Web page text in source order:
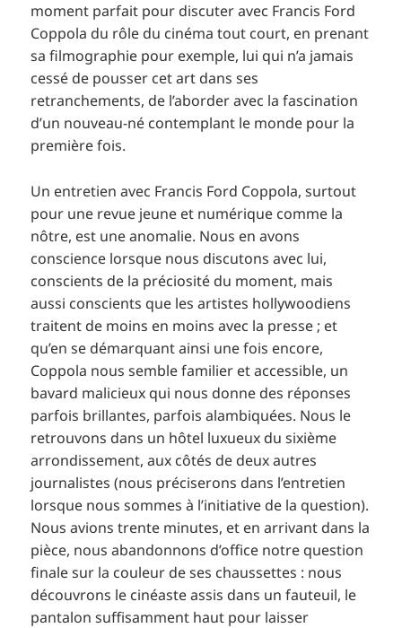
moment parfait pour discuter avec Francis Ford
Coppola du rôle du cinéma tout court, en prenant
sa filmographie pour exemple, lui qui n’a jamais
cessé de pousser cet art dans ses
retranchements, de l’aborder avec la fascination
d’un nouveau-né contemplant le monde pour la
première fois.
Un entretien avec Francis Ford Coppola, surtout
pour une revue jeune et numérique comme la
nôtre, est une anomalie. Nous en avons
conscience lorsque nous discutons avec lui,
conscients de la préciosité du moment, mais
aussi conscients que les artistes hollywoodiens
traitent de moins en moins avec la presse ; et
qu’en se démarquant ainsi une fois encore,
Coppola nous semble familier et accessible, un
bavard malicieux qui nous donne des réponses
parfois brillantes, parfois alambiquées. Nous le
retrouvons dans un hôtel luxueux du sixième
arrondissement, aux côtés de deux autres
journalistes (nous préciserons dans l’entretien
lorsque nous sommes à l’initiative de la question).
Nous avions trente minutes, et en arrivant dans la
pièce, nous abandonnons d’office notre question
finale sur la couleur de ses chaussettes : nous
découvrons le cinéaste assis dans un fauteuil, le
pantalon suffisamment haut pour laisser